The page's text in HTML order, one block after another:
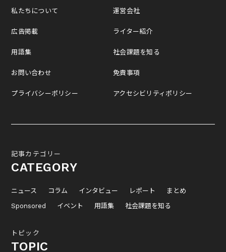
私たちについて
広告掲載
用語集
お問い合わせ
プライバシーポリシー
運営会社
ライター紹介
社会課題を知る
免責事項
アクセシビリティポリシー
記事カテゴリー
CATEGORY
ニュース コラム インタビュー レポート
まとめ
Sponsored
イベント 用語集 社会課題を知る
トピック
TOPIC